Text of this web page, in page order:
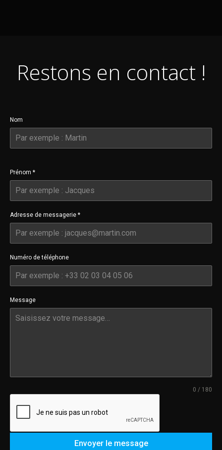
Restons en contact !
Nom
Prénom *
Adresse de messagerie *
Numéro de téléphone
Message
0 / 180
Envoyer le message